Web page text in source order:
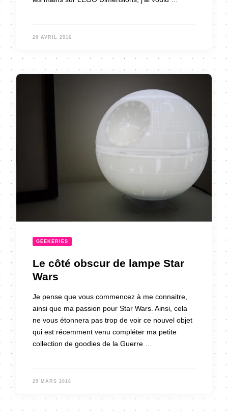
20 AVRIL 2016
GEEKERIES
Le côté obscur de lampe Star
Wars
Je pense que vous commencez à me connaitre,
ainsi que ma passion pour Star Wars. Ainsi, cela
ne vous étonnera pas trop de voir ce nouvel objet
qui est récemment venu compléter ma petite
collection de goodies de la Guerre …
29 MARS 2016